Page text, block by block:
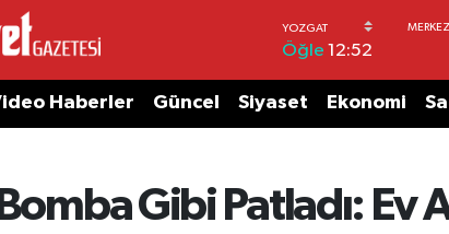
Öğle 12:52
Haberler Güncel Siyaset Ekonomi
Gibi Patladı: Ev